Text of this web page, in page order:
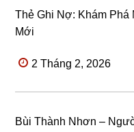
Thẻ Ghi Nợ: Khám Phá
Mới
2 Tháng 2, 2026
Bùi Thành Nhơn –